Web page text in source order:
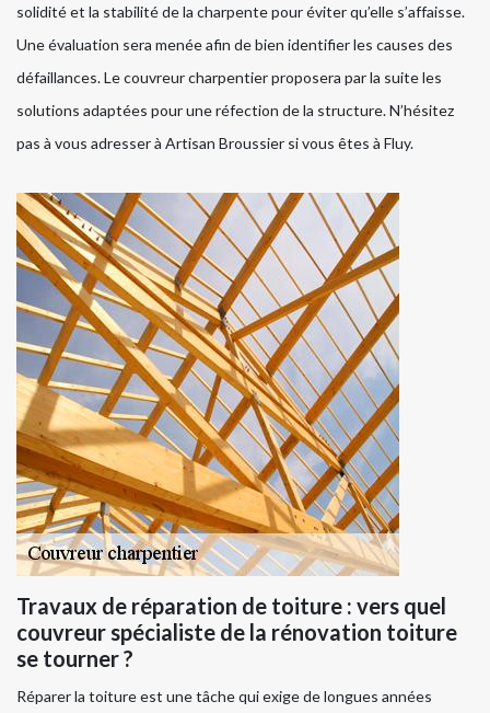
solidité et la stabilité de la charpente pour éviter qu’elle s’affaisse.
Une évaluation sera menée afin de bien identifier les causes des
défaillances. Le couvreur charpentier proposera par la suite les
solutions adaptées pour une réfection de la structure. N’hésitez
pas à vous adresser à Artisan Broussier si vous êtes à Fluy.
Travaux de réparation de toiture : vers quel
couvreur spécialiste de la rénovation toiture
se tourner ?
Réparer la toiture est une tâche qui exige de longues années